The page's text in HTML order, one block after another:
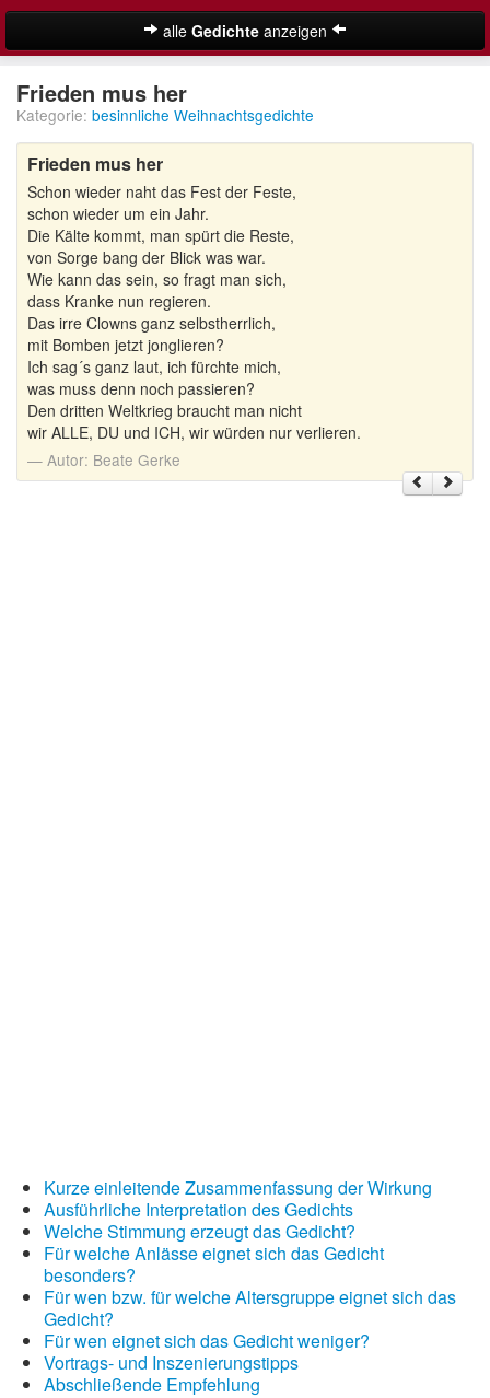
alle Gedichte anzeigen
Adventsgedichte
Besinnliche Weihnachtsgedichte
Kurze Weihnachtsgedichte
Lustige Weihnachtsgedichte
Schöne Weihnachtsgedichte
Weihnachtsgedichte für Kinder
Adventskalender
Frieden mus her
Kategorie: besinnliche Weihnachtsgedichte
Frieden mus her
Schon wieder naht das Fest der Feste,
schon wieder um ein Jahr.
Die Kälte kommt, man spürt die Reste,
von Sorge bang der Blick was war.
Wie kann das sein, so fragt man sich,
dass Kranke nun regieren.
Das irre Clowns ganz selbstherrlich,
mit Bomben jetzt jonglieren?
Ich sag´s ganz laut, ich fürchte mich,
was muss denn noch passieren?
Den dritten Weltkrieg braucht man nicht
wir ALLE, DU und ICH, wir würden nur verlieren.
Autor: Beate Gerke
Kurze einleitende Zusammenfassung der Wirkung
Ausführliche Interpretation des Gedichts
Welche Stimmung erzeugt das Gedicht?
Für welche Anlässe eignet sich das Gedicht
besonders?
Für wen bzw. für welche Altersgruppe eignet sich das
Gedicht?
Für wen eignet sich das Gedicht weniger?
Vortrags- und Inszenierungstipps
Abschließende Empfehlung